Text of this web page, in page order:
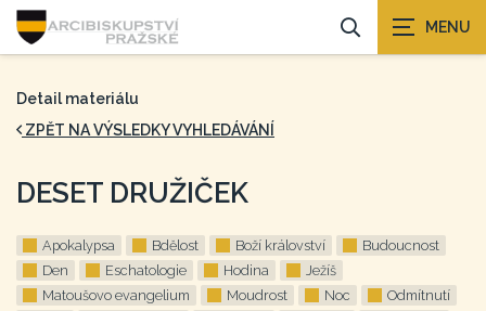
Detail materiálu
ZPĚT NA VÝSLEDKY VYHLEDÁVÁNÍ
DESET DRUŽIČEK
Apokalypsa Bdělost Boží království
Budoucnost
Den
Eschatologie Hodina
Ježíš
Matoušovo evangelium
Moudrost Noc
Odmítnutí